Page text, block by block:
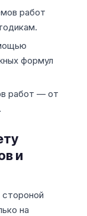
работ
формул
работ — от
и
на